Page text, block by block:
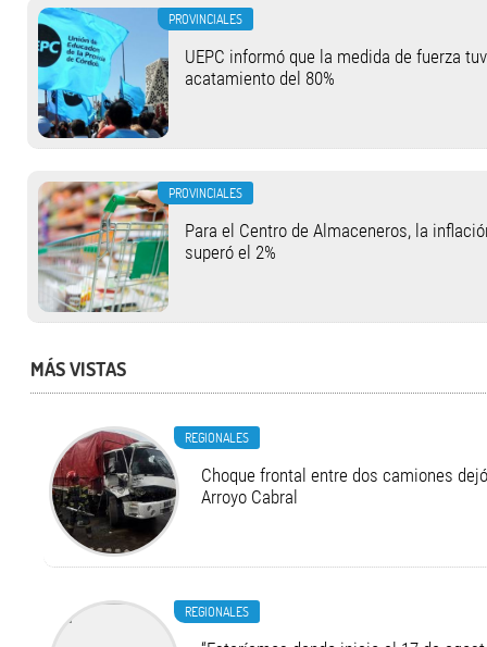
PROVINCIALES
UEPC informó que la medida de fuerza
acatamiento del 80%
PROVINCIALES
Para el Centro de Almaceneros, la
superó el 2%
MÁS VISTAS
REGIONALES
Choque frontal entre dos camiones
Arroyo Cabral
REGIONALES